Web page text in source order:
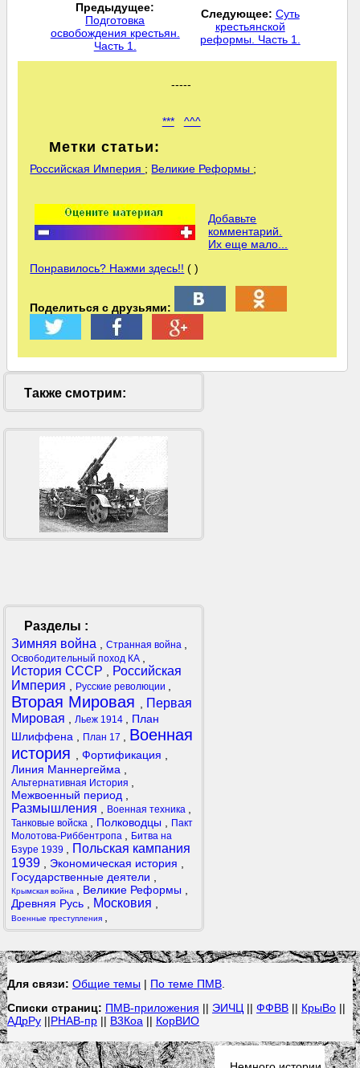
Предыдущее:
Подготовка
освобождения крестьян.
Часть 1.
Следующее: Суть
крестьянской
реформы. Часть 1.
-----
*** ^^^
Метки статьи:
Российская Империя ; Великие Реформы ;
Добавьте
комментарий.
Их еще мало...
Понравилось? Нажми здесь!! ( )
Поделиться с друзьями:
Также смотрим:
Разделы :
Зимняя война
Странная война
Освободительный поход КА
История СССР
Российская
Империя
Русские революции
Вторая Мировая
Первая
Мировая
Льеж 1914
План
Шлиффена
План 17
Военная
история
Фортификация
Линия Маннергейма
Альтернативная История
Межвоенный период
Размышления Военная техника
Танковые войска Полководцы
Пакт
Молотова-Риббентропа
Битва на
Бзуре 1939
Польская кампания
1939
Экономическая история
Государственные деятели
Крымская война Великие Реформы
Древняя Русь
Московия
Военные преступления
Для связи: Общие темы | По теме ПМВ.
Списки страниц: ПМВ-приложения || ЭИЧЦ || ФФВВ|| КрыВо||
АДрРу||РНАВ-пр|| В3Коа || КорВИО